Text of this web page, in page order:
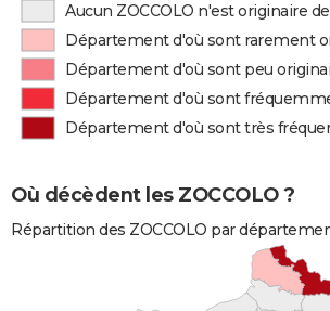
Aucun ZOCCOLO n'est originaire
Département d'où sont rarement
Département d'où sont peu
Département d'où sont
Département d'où sont très
Où décèdent les ZOCCOLO ?
Répartition des ZOCCOLO par